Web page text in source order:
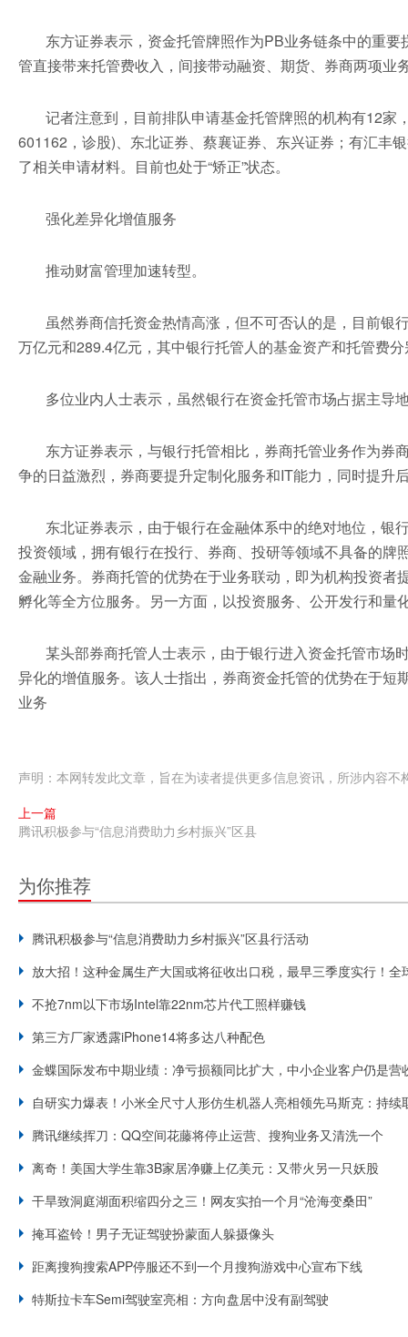
东方证券表示，资金托管牌照作为PB业务链条中的重
管直接带来托管费收入，间接带动融资、期货、券商两项
记者注意到，目前排队申请基金托管牌照的机构有12
601162，诊股)、东北证券、蔡襄证券、东兴证券；有汇丰
了相关申请材料。目前也处于“矫正”状态。
强化差异化增值服务
推动财富管理加速转型。
虽然券商信托资金热情高涨，但不可否认的是，目前银
万亿元和289.4亿元，其中银行托管人的基金资产和托管费
多位业内人士表示，虽然银行在资金托管市场占据主导
东方证券表示，与银行托管相比，券商托管业务作为券
争的日益激烈，券商要提升定制化服务和IT能力，同时提
东北证券表示，由于银行在金融体系中的绝对地位，银
投资领域，拥有银行在投行、券商、投研等领域不具备的
金融业务。券商托管的优势在于业务联动，即为机构投资
孵化等全方位服务。另一方面，以投资服务、公开发行和量
某头部券商托管人士表示，由于银行进入资金托管市场
异化的增值服务。该人士指出，券商资金托管的优势在于
业务
声明：本网转发此文章，旨在为读者提供更多信息资讯，所涉内容
上一篇
腾讯积极参与“信息消费助力乡村振兴”区县
为你推荐
腾讯积极参与“信息消费助力乡村振兴”区县行活动
放大招！这种金属生产大国或将征收出口税，最早三季度实行！全
不抢7nm以下市场Intel靠22nm芯片代工照样赚钱
第三方厂家透露iPhone14将多达八种配色
金蝶国际发布中期业绩：净亏损额同比扩大，中小企业客户仍是营
自研实力爆表！小米全尺寸人形仿生机器人亮相领先马斯克：持续
腾讯继续挥刀：QQ空间花藤将停止运营、搜狗业务又清洗一个
离奇！美国大学生靠3B家居净赚上亿美元：又带火另一只妖股
干旱致洞庭湖面积缩四分之三！网友实拍一个月“沧海变桑田”
掩耳盗铃！男子无证驾驶扮蒙面人躲摄像头
距离搜狗搜索APP停服还不到一个月搜狗游戏中心宣布下线
特斯拉卡车Semi驾驶室亮相：方向盘居中没有副驾驶